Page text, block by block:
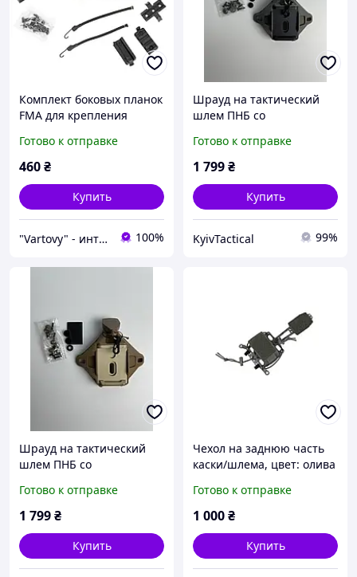
Комплект боковых планок
FMA для крепления
OPS-Core Maritime,
Черный, Рейки
Готово к отправке
460₴
Купить
"Vartovy" - интернет-магазин 100%
Шрауд на тактический
шлем ПНБ со
цвет: olive
Готово к отправке
1 799₴
Купить
KyivTactical 99%
Шрауд на тактический
шлем ПНБ со
цвет: coyote
Готово к отправке
1 799₴
Купить
Чехол на заднюю часть
каски/шлема, цвет: олива
Готово к отправке
1 000₴
Купить